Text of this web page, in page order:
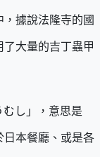
據說法隆寺的國
大量的吉丁蟲甲
し」，意思是
日本餐廳、或是各